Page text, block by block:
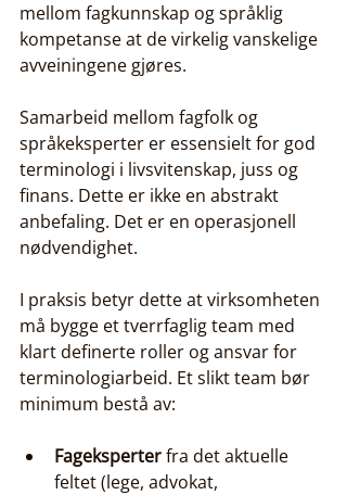
mellom fagkunnskap og språklig
kompetanse at de virkelig vanskelige
avveiningene gjøres.
Samarbeid mellom fagfolk og
språkeksperter er essensielt for god
terminologi i livsvitenskap, juss og
finans. Dette er ikke en abstrakt
anbefaling. Det er en operasjonell
nødvendighet.
I praksis betyr dette at virksomheten
må bygge et tverrfaglig team med
klart definerte roller og ansvar for
terminologiarbeid. Et slikt team bør
minimum bestå av:
Fageksperter fra det aktuelle
feltet (lege, advokat,